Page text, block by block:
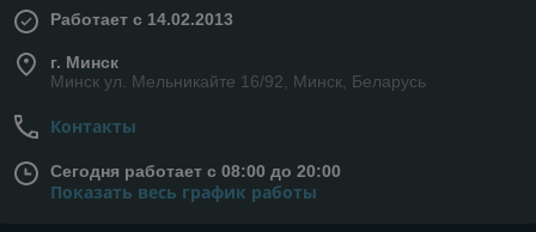
Работает с 14.02.2013
г. Минск
Минск ул. Мельникайте 16/92, Минск, Беларусь
Контакты
Сегодня работает с 08:00 до 20:00
Показать весь график работы